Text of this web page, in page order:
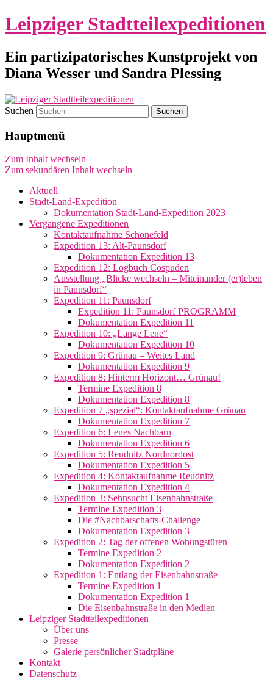
Leipziger Stadtteilexpeditionen
Ein partizipatorisches Kunstprojekt von
Diana Wesser und Sandra Plessing
Suchen
Hauptmenü
Zum Inhalt wechseln
Zum sekundären Inhalt wechseln
Aktuell
Stadt-Land-Expedition
Dokumentation Stadt-Land-Expedition 2023
Vergangene Expeditionen
Kontaktaufnahme Schönefeld
Expedition 13: Alt-Paunsdorf
Dokumentation Expedition 13
Expedition 12: Logbuch Cospuden
Ausstellung „Blicke wechseln – Miteinander (er)leben
in Paunsdorf“
Expedition 11: Paunsdorf
Expedition 11: Paunsdorf PROGRAMM
Dokumentation Expedition 11
Expedition 10: „Lange Lene“
Dokumentation Expedition 10
Expedition 9: Grünau – Weites Land
Dokumentation Expedition 9
Expedition 8: Hinterm Horizont… Grünau!
Termine Expedition 8
Dokumentation Expedition 8
Expedition 7 „spezial“: Kontaktaufnahme Grünau
Dokumentation Expedition 7
Expedition 6: Lenes Nachbarn
Dokumentation Expedition 6
Expedition 5: Reudnitz Nordnordost
Dokumentation Expedition 5
Expedition 4: Kontaktaufnahme Reudnitz
Dokumentation Expedition 4
Expedition 3: Sehnsucht Eisenbahnstraße
Termine Expedition 3
Die #Nachbarschafts-Challenge
Dokumentation Expedition 3
Expedition 2: Tag der offenen Wohungstüren
Termine Expedition 2
Dokumentation Expedition 2
Expedition 1: Entlang der Eisenbahnstraße
Termine Expedition 1
Dokumentation Expedition 1
Die Eisenbahnstraße in den Medien
Leipziger Stadtteilexpeditionen
Über uns
Presse
Galerie persönlicher Stadtpläne
Kontakt
Datenschutz